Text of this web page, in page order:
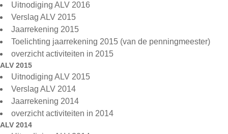
Uitnodiging ALV 2016
Verslag ALV 2015
Jaarrekening 2015
Toelichting jaarrekening 2015 (van de penningmeester)
overzicht activiteiten in 2015
ALV 2015
Uitnodiging ALV 2015
Verslag ALV 2014
Jaarrekening 2014
overzicht activiteiten in 2014
ALV 2014